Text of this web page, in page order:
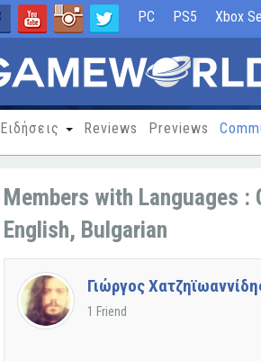
PC PS5 Xbox
Ειδήσεις Reviews Previews
Members with Languages :
English, Bulgarian
Γιώργος
1 Friend